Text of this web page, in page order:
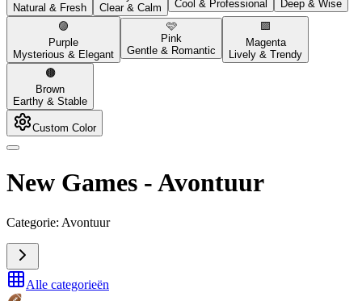
Natural & Fresh
Clear & Calm
Cool & Professional
Deep & Wise
🟣
Purple
Mysterious & Elegant
🩷
Pink
Gentle & Romantic
🟪
Magenta
Lively & Trendy
🟤
Brown
Earthy & Stable
Custom Color
New Games -Avontuur
Categorie: Avontuur
Alle categorieën